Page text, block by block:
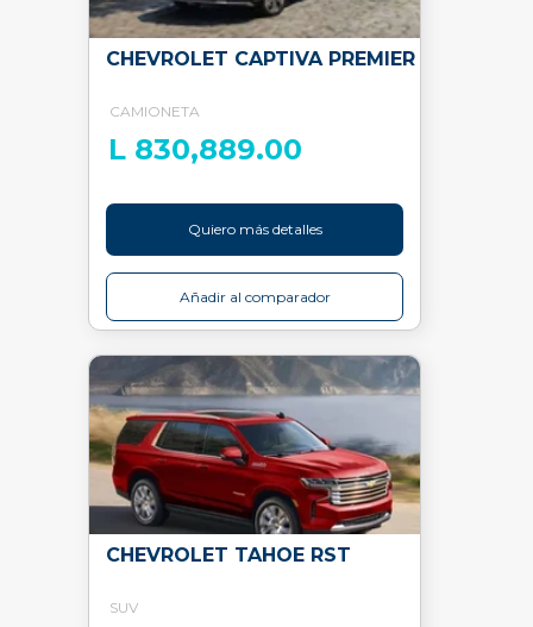
CHEVROLET CAPTIVA PREMIER
CAMIONETA
L 830,889.00
Quiero más detalles
Añadir al comparador
CHEVROLET TAHOE RST
SUV